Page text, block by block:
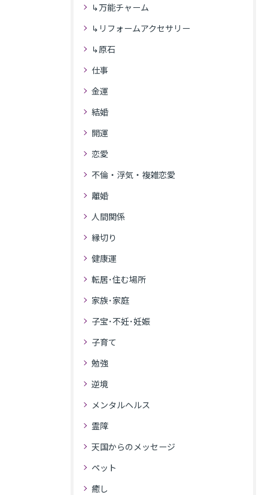
↳万能チャーム
↳リフォームアクセサリー
↳原石
仕事
金運
結婚
開運
恋愛
不倫・浮気・複雑恋愛
離婚
人間関係
縁切り
健康運
転居･住む場所
家族･家庭
子宝･不妊･妊娠
子育て
勉強
逆境
メンタルヘルス
霊障
天国からのメッセージ
ペット
癒し